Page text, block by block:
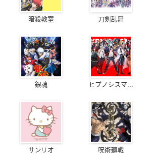
暗殺教室 刀剣乱舞
銀魂 ヒプノシスマ...
サンリオ 呪術廻戦